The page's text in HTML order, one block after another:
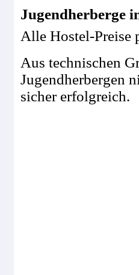
Jugendherberge
Alle Hostel-Preise
Aus technischen
Jugendherbergen
sicher erfolgreich.